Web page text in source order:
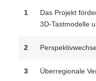
1
Das Projekt
3D-Tastmodelle
2
3 Überregionale